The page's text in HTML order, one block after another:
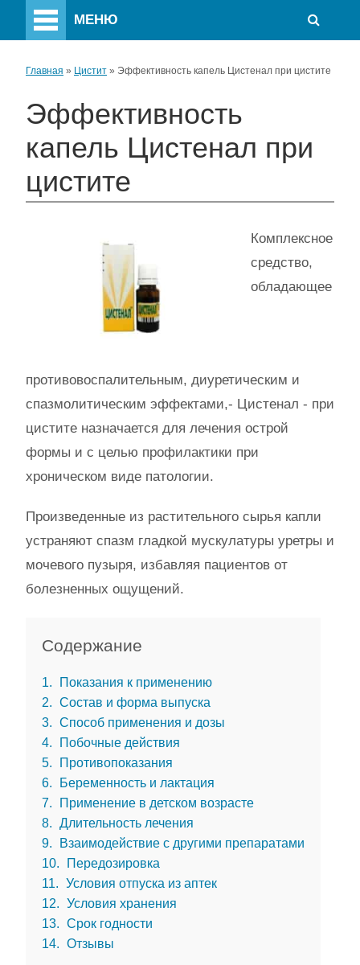
МЕНЮ
Главная » Цистит » Эффективность капель Цистенал при цистите
Эффективность
капель Цистенал при
цистите
Комплексное
средство,
обладающее
противовоспалительным, диуретическим и
спазмолитическим эффектами,- Цистенал - при
цистите назначается для лечения острой
формы и с целью профилактики при
хроническом виде патологии.
Произведенные из растительного сырья капли
устраняют спазм гладкой мускулатуры уретры и
мочевого пузыря, избавляя пациентов от
болезненных ощущений.
Содержание
1
Показания к применению
2
Состав и форма выпуска
3
Способ применения и дозы
4
Побочные действия
5
Противопоказания
6
Беременность и лактация
7
Применение в детском возрасте
8
Длительность лечения
9
Взаимодействие с другими препаратами
10
Передозировка
11
Условия отпуска из аптек
12
Условия хранения
13
Срок годности
14
Отзывы